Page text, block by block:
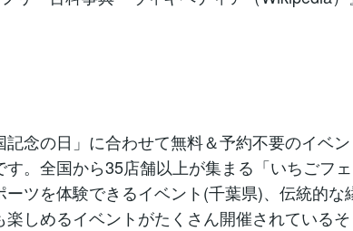
記念の日」に合わせて無料＆予約不要のイベ
す。全国から35店舗以上が集まる「いちごフ
ーツを体験できるイベント(千葉県)、伝統的な
楽しめるイベントがたくさん開催されている